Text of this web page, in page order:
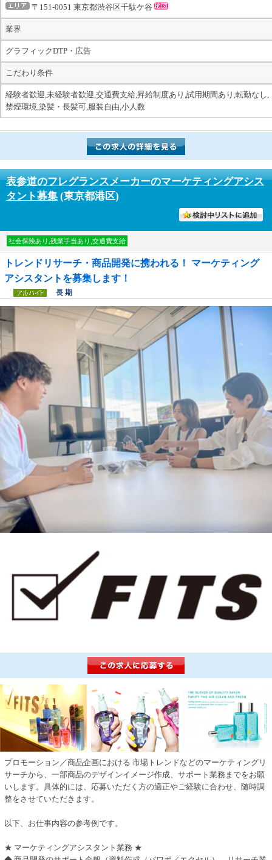
〒151-0051 東京都渋谷区千駄ケ谷
業界
グラフィックDTP・広告
こだわり条件
経験者歓迎,未経験者歓迎,交通費支給,昇給制度あり,試用期間あり,転勤なし,
禁煙環境,染髪・長髪可,服装自由,小人数
表参道のフレグランスメーカーのマーケティングアシス
タント募集 (東京都港区)
社会保険あり,残業手当あり,交通費支給
トレンドリサーチ・商品開発に携われる！ マーケティング
アシスタントを募集します！
長 期
プロモーション／商品企画における 市場トレンドなどのマーケティングリ
サーチから、一部商品のデザインイメージ作成、サポート業務までをお願
いします。具体的には、応募いただく方の適正やご経験に合わせ、随時調
整をさせていただきます。
以下、お仕事内容の参考例です。
★ マーケティングアシスタント業務 ★